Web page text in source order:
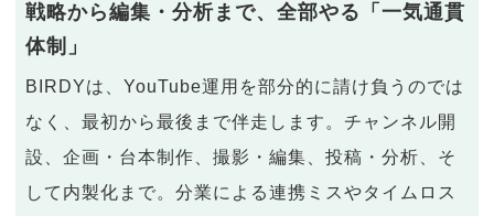
戦略から編集・分析まで、全部やる「一気通貫
体制」
BIRDYは、YouTube運用を部分的に請け負うのでは
なく、最初から最後まで伴走します。チャンネル開
設、企画・台本制作、撮影・編集、投稿・分析、そ
して内製化まで。分業による連携ミスやタイムロス